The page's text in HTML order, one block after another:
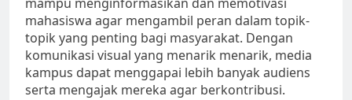
mahasiswa agar mengambil peran dalam topik-
topik yang penting bagi masyarakat. Dengan
komunikasi visual yang menarik menarik, media
kampus dapat menggapai lebih banyak audiens
serta mengajak mereka agar berkontribusi.